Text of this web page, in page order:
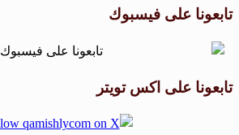
تابعونا على فيسبوك
تابعونا على اكس تويتر